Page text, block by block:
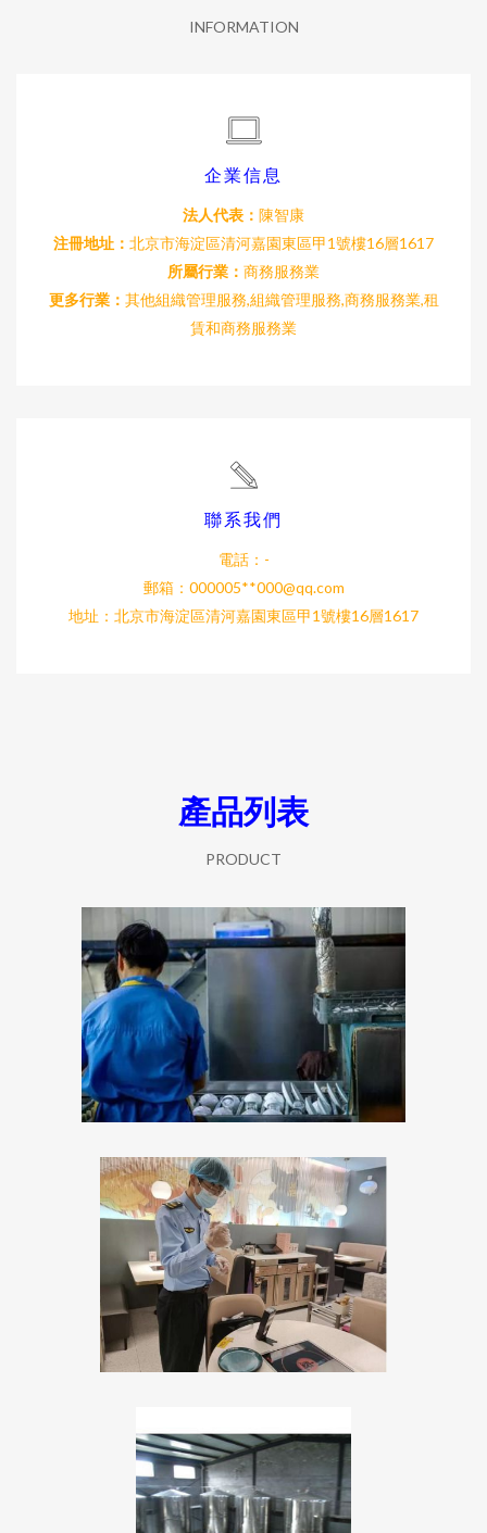
INFORMATION
企業信息
法人代表： 陳智康
注冊地址： 北京市海淀區清河嘉園東區甲1號樓16層1617
所屬行業： 商務服務業
更多行業： 其他組織管理服務,組織管理服務,商務服務業,租
賃和商務服務業
聯系我們
電話：-
郵箱：000005**000@qq.com
地址：北京市海淀區清河嘉園東區甲1號樓16層1617
產品列表
PRODUCT